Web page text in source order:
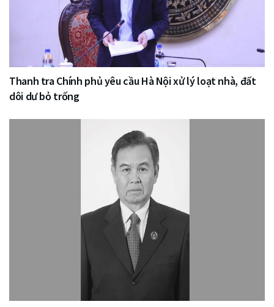
Thanh tra Chính phủ yêu cầu Hà Nội xử lý loạt nhà, đất
dôi dư bỏ trống